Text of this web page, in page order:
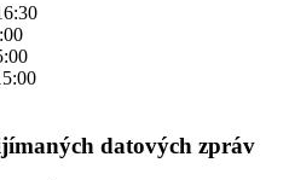
datových zpráv